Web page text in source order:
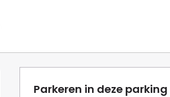
Parkeren in deze parking